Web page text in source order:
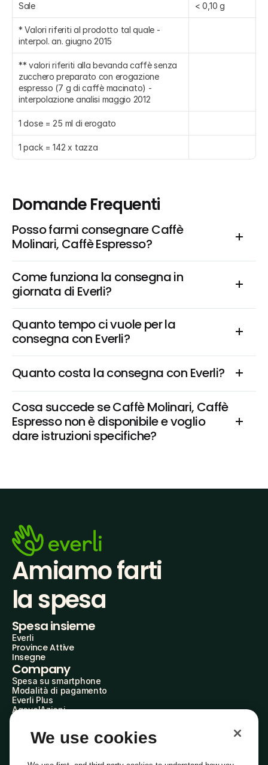
Sale < 0,10 g
* Valori riferiti al prodotto tal quale -
interpol. an. giugno 2015
** valori riferiti alla bevanda caffè senza
zucchero preparato con erogazione
espresso (7 g di caffè macinato) -
interpolazione analisi maggio 2012
1 dose = 25 ml di erogato
1 pack = 142 x tazza
Domande Frequenti
Posso farmi consegnare Caffè
Molinari, Caffè Espresso?
Come funziona la consegna in
giornata di Everli?
Quanto tempo ci vuole per la
consegna con Everli?
Quanto costa la consegna con Everli?
Cosa succede se Caffè Molinari, Caffè
Espresso non è disponibile e voglio
dare istruzioni specifiche?
Amiamo farti
la spesa
Spesa insieme
Everli
Province Attive
Insegne
Company
Spesa su smartphone
Modalità di pagamento
Everli Plus
AgevolAzioni
Everli Shoppers
Scopri chi siamo
We use cookies